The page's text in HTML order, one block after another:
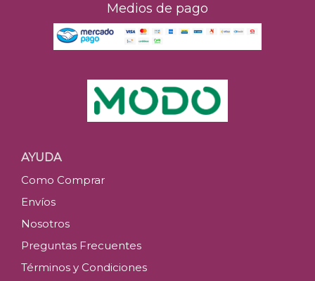
Medios de pago
AYUDA
Como Comprar
Envíos
Nosotros
Preguntas Frecuentes
Términos y Condiciones